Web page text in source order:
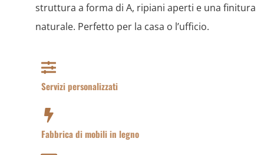
struttura a forma di A, ripiani aperti e una finitura
naturale. Perfetto per la casa o l’ufficio.
Servizi personalizzati
Fabbrica di mobili in legno